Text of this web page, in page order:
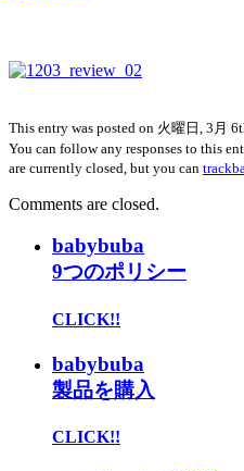
This entry was posted on 火曜日, 3月
You can follow any responses to this
are currently closed, but you can
Comments are closed.
babybuba
9つのポリシー
CLICK!!
babybuba
製品を購入
CLICK!!